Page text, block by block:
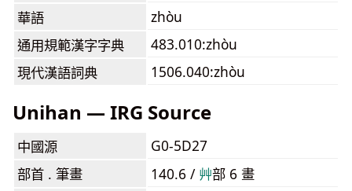
華語
zhòu
通用規範漢字字典
483.010:zhòu
現代漢語詞典
1506.040:zhòu
Unihan — IRG Source
中國源
G0-5D27
部首 . 筆畫
140.6 / ⾋部 6 畫